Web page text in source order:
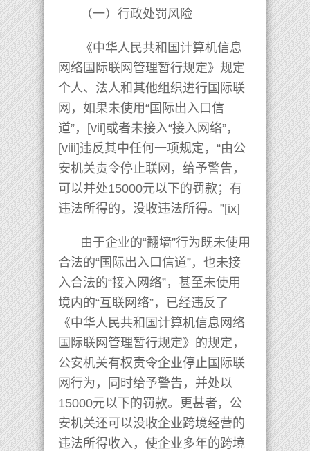
（一）行政处罚风险
《中华人民共和国计算机信息
网络国际联网管理暂行规定》规定
个人、法人和其他组织进行国际联
网，如果未使用“国际出入口信
道”，[vii]或者未接入“接入网络”，
[viii]违反其中任何一项规定，“由公
安机关责令停止联网，给予警告，
可以并处15000元以下的罚款；有
违法所得的，没收违法所得。”[ix]
由于企业的“翻墙”行为既未使用
合法的“国际出入口信道”，也未接
入合法的“接入网络”，甚至未使用
境内的“互联网络”，已经违反了
《中华人民共和国计算机信息网络
国际联网管理暂行规定》的规定，
公安机关有权责令企业停止国际联
网行为，同时给予警告，并处以
15000元以下的罚款。更甚者，公
安机关还可以没收企业跨境经营的
违法所得收入，使企业多年的跨境